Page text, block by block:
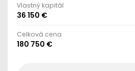
Vlastný kapitál
36 150 €
Celková cena
180 750 €